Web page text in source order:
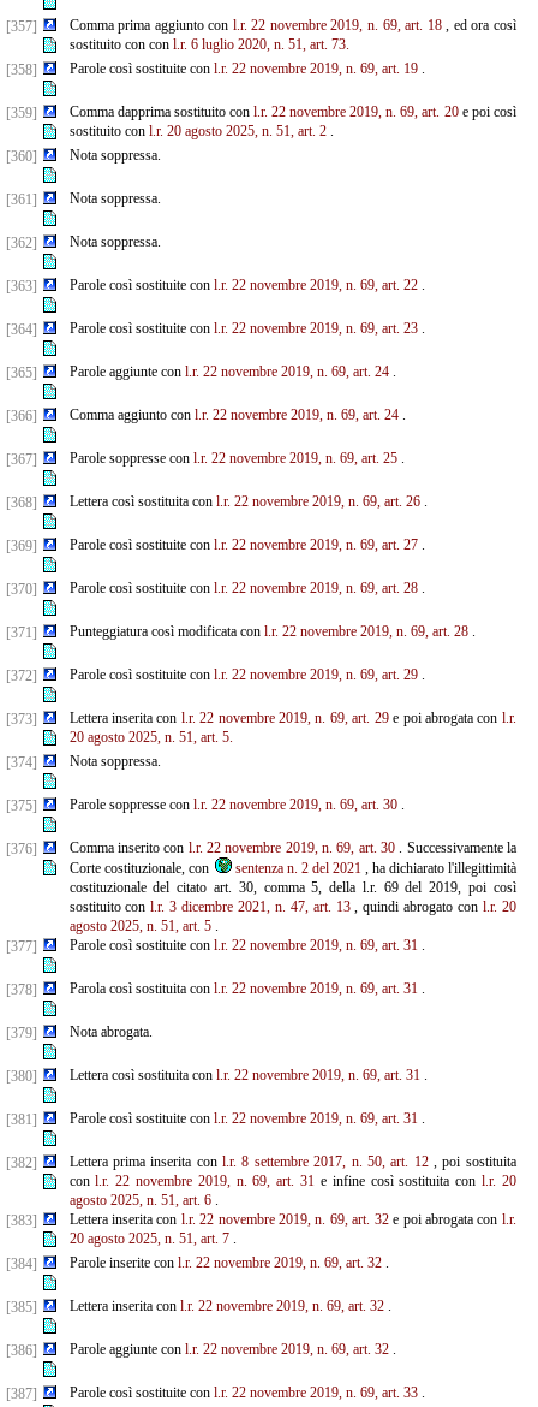
[357] Comma prima aggiunto con l.r. 22 novembre 2019, n. 69, art. 18, ed ora così
sostituito con con l.r. 6 luglio 2020, n. 51, art. 73.
[358]
Parole così sostituite con l.r. 22 novembre 2019, n. 69, art. 19.
[359] Comma dapprima sostituito con l.r. 22 novembre 2019, n. 69, art. 20e poi così
sostituito con l.r. 20 agosto 2025, n. 51, art. 2.
[360]
Nota soppressa.
[361] Nota soppressa.
[362] Nota soppressa.
[363] Parole così sostituite con l.r. 22 novembre 2019, n. 69, art. 22.
[364] Parole così sostituite con l.r. 22 novembre 2019, n. 69, art. 23.
[365] Parole aggiunte con l.r. 22 novembre 2019, n. 69, art. 24.
[366] Comma aggiunto con l.r. 22 novembre 2019, n. 69, art. 24.
[367] Parole soppresse con l.r. 22 novembre 2019, n. 69, art. 25.
[368] Lettera così sostituita con l.r. 22 novembre 2019, n. 69, art. 26.
[369] Parole così sostituite con l.r. 22 novembre 2019, n. 69, art. 27.
[370] Parole così sostituite con l.r. 22 novembre 2019, n. 69, art. 28.
[371] Punteggiatura così modificata con l.r. 22 novembre 2019, n. 69, art. 28.
[372] Parole così sostituite con l.r. 22 novembre 2019, n. 69, art. 29.
[373] Lettera inserita con l.r. 22 novembre 2019, n. 69, art. 29e poi abrogata con l.r.
20 agosto 2025, n. 51, art. 5.
[374]
Nota soppressa.
[375] Parole soppresse con l.r. 22 novembre 2019, n. 69, art. 30.
[376] Comma inserito con l.r. 22 novembre 2019, n. 69, art. 30. Successivamente la
Corte costituzionale, con
sentenza n. 2 del 2021, ha dichiarato l'illegittimità
costituzionale del citato art. 30, comma 5, della l.r. 69 del 2019, poi così
sostituito conl.r. 3 dicembre 2021, n. 47, art. 13, quindi abrogato con l.r. 20
agosto 2025, n. 51, art. 5.
[377]
Parole così sostituite con l.r. 22 novembre 2019, n. 69, art. 31.
[378] Parola così sostituita con l.r. 22 novembre 2019, n. 69, art. 31.
[379] Nota abrogata.
[380] Lettera così sostituita con l.r. 22 novembre 2019, n. 69, art. 31.
[381] Parole così sostituite con l.r. 22 novembre 2019, n. 69, art. 31.
[382] Lettera prima inserita conl.r. 8 settembre 2017, n. 50, art. 12, poi sostituita
conl.r. 22 novembre 2019, n. 69, art. 31 e infine così sostituita conl.r. 20
agosto 2025, n. 51, art. 6.
[383]
Lettera inserita con l.r. 22 novembre 2019, n. 69, art. 32e poi abrogata con l.r.
20 agosto 2025, n. 51, art. 7.
[384]
Parole inserite con l.r. 22 novembre 2019, n. 69, art. 32.
[385] Lettera inserita con l.r. 22 novembre 2019, n. 69, art. 32.
[386] Parole aggiunte con l.r. 22 novembre 2019, n. 69, art. 32.
[387] Parole così sostituite con l.r. 22 novembre 2019, n. 69, art. 33.